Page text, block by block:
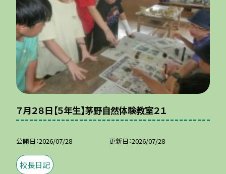
７月２８日【５年生】茅野自然体験教室２１
公開日 2026/07/28 更新日 2026/07/28
校長日記